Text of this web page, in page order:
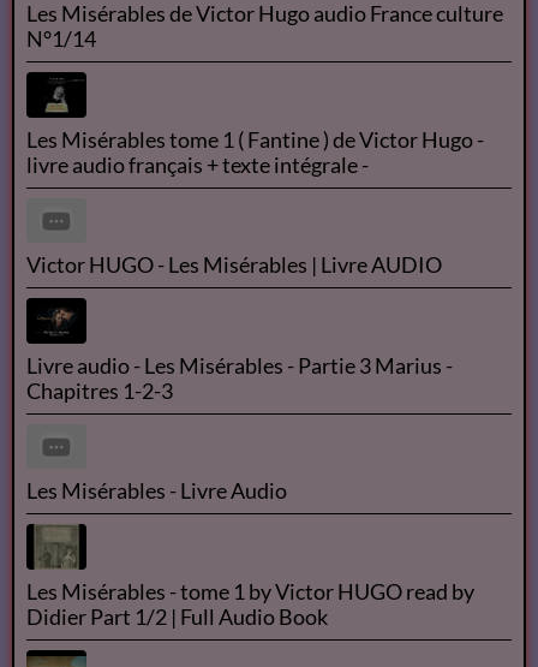
Les Misérables de Victor Hugo audio France culture
N°1/14
Les Misérables tome 1 ( Fantine ) de Victor Hugo -
livre audio français + texte intégrale -
Victor HUGO - Les Misérables | Livre AUDIO
Livre audio - Les Misérables - Partie 3 Marius -
Chapitres 1-2-3
Les Misérables - Livre Audio
Les Misérables - tome 1 by Victor HUGO read by
Didier Part 1/2 | Full Audio Book